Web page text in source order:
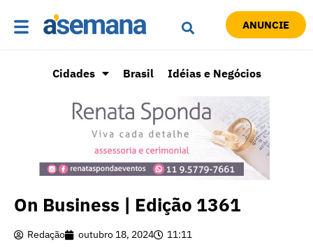
ANUNCIE
Cidades Brasil Idéias e Negócios
On Business | Edição 1361
Redação outubro 18, 2024 11:11